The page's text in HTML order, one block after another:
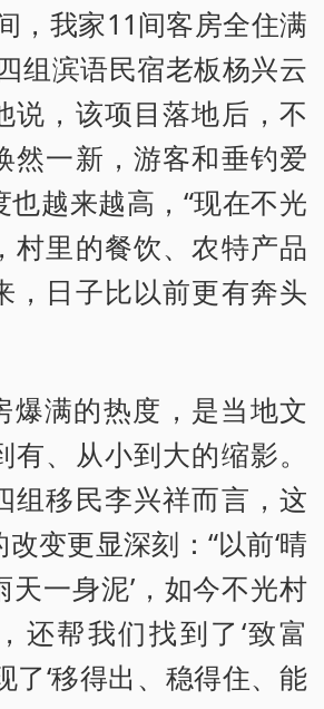
，我家11间客房全住满
组滨语民宿老板杨兴云
说，该项目落地后，不
然一新，游客和垂钓爱
也越来越高，“现在不光
村里的餐饮、农特产品
，日子比以前更有奔头
爆满的热度，是当地文
、从小到大的缩影。
组移民李兴祥而言，这
变更显深刻：“以前‘晴
天一身泥’，如今不光村
还帮我们找到了‘致富
了‘移得出、稳得住、能